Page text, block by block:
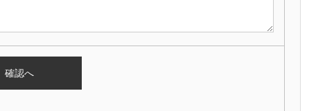
確認へ